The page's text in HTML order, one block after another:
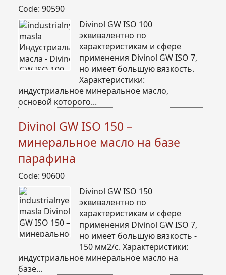
Code: 90590
Divinol GW ISO 100
эквивалентно по
характеристикам и сфере
применения Divinol GW ISO 7,
но имеет большую вязкость.
Характеристики:
индустриальное минеральное масло,
основой которого...
Divinol GW ISO 150 –
минеральное масло на базе
парафина
Code: 90600
Divinol GW ISO 150
эквивалентно по
характеристикам и сфере
применения Divinol GW ISO 7,
но имеет большую вязкость -
150 мм2/с. Характеристики:
индустриальное минеральное масло на
базе...